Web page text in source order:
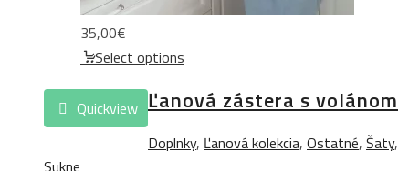
35,00€
Select options
Quickview Ľanová zástera s volánom
Doplnky, Ľanová kolekcia, Ostatné, Šaty,
Sukne